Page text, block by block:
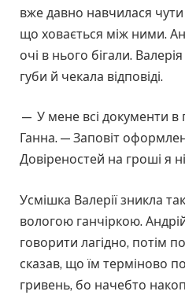
вже давно навчилася
що ховається між ними.
очі в нього бігали.
губи й чекала відповіді.
— У мене всі документи в
Ганна. — Заповіт
Довіреностей на гроші я
Усмішка Валерії зникла
вологою ганчіркою.
говорити лагідно, потім
сказав, що їм терміново
гривень, бо начебто